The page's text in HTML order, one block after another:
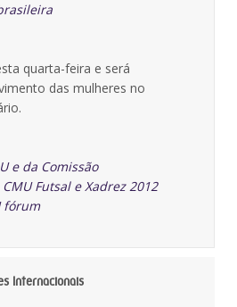
quarta-feira e será
das mulheres no
e da Comissão
Futsal e Xadrez 2012
fórum
Internacionais